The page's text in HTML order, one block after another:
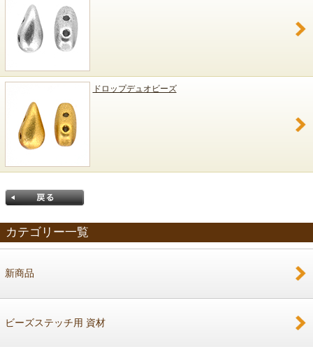
ドロップデュオビーズ
カテゴリー一覧
新商品
ビーズステッチ用 資材